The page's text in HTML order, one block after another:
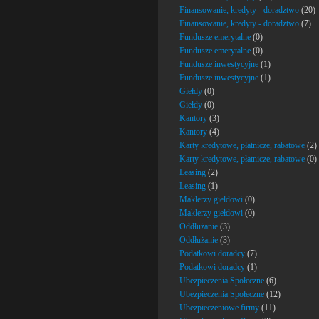
Finansowanie, kredyty - doradztwo (20)
Finansowanie, kredyty - doradztwo (7)
Fundusze emerytalne (0)
Fundusze emerytalne (0)
Fundusze inwestycyjne (1)
Fundusze inwestycyjne (1)
Giełdy (0)
Giełdy (0)
Kantory (3)
Kantory (4)
Karty kredytowe, płatnicze, rabatowe (2)
Karty kredytowe, płatnicze, rabatowe (0)
Leasing (2)
Leasing (1)
Maklerzy giełdowi (0)
Maklerzy giełdowi (0)
Oddłużanie (3)
Oddłużanie (3)
Podatkowi doradcy (7)
Podatkowi doradcy (1)
Ubezpieczenia Społeczne (6)
Ubezpieczenia Społeczne (12)
Ubezpieczeniowe firmy (11)